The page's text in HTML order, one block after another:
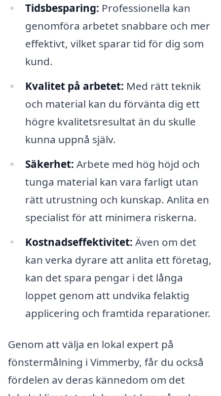
Tidsbesparing: Professionella kan
genomföra arbetet snabbare och mer
effektivt, vilket sparar tid för dig som
kund.
Kvalitet på arbetet: Med rätt teknik
och material kan du förvänta dig ett
högre kvalitetsresultat än du skulle
kunna uppnå själv.
Säkerhet: Arbete med hög höjd och
tunga material kan vara farligt utan
rätt utrustning och kunskap. Anlita en
specialist för att minimera riskerna.
Kostnadseffektivitet: Även om det
kan verka dyrare att anlita ett företag,
kan det spara pengar i det långa
loppet genom att undvika felaktig
applicering och framtida reparationer.
Genom att välja en lokal expert på
fönstermålning i Vimmerby, får du också
fördelen av deras kännedom om det